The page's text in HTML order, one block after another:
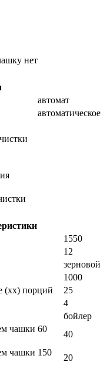
нет
автомат
автоматическое
1550
12
зерновой
1000
(хх) порций
25
4
бойлер
чашки 60
40
чашки 150
20